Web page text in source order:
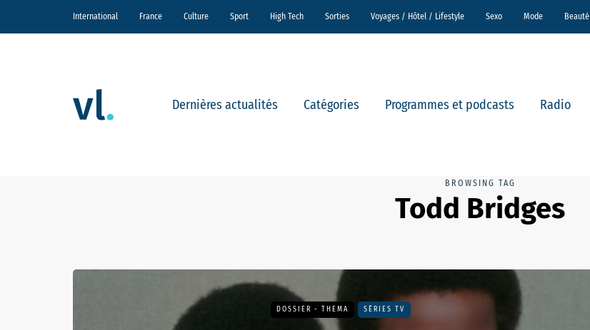
International France Culture Sport High Tech Sorties Voyages / Hôtel / Lifestyle Sexo Mode Beauté
Dernières actualités Catégories Programmes et podcasts Radio
BROWSING TAG
Todd Bridges
DOSSIER - THEMA SÉRIES TV